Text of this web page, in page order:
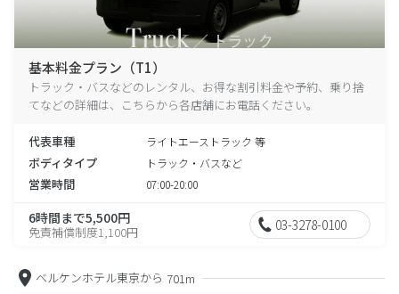
基本料金プラン（T1）
トラック・バスなどのレンタル、お得な割引料金や予約、乗り捨
てなどの詳細は、こちらから各店舗にお電話ください。
代表車種 ライトエーストラック 等
ボディタイプ トラック・バスなど
営業時間 07:00-20:00
6時間まで5,500円
免責補償制度1,100円 03-3278-0100
ベルケンホテル東京から 701m